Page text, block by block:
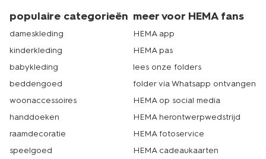
populaire categorieën
dameskleding
kinderkleding
babykleding
beddengoed
woonaccessoires
handdoeken
raamdecoratie
speelgoed
meer voor HEMA fans
HEMA app
HEMA pas
lees onze folders
folder via Whatsapp ontvangen
HEMA op social media
HEMA herontwerpwedstrijd
HEMA fotoservice
HEMA cadeaukaarten